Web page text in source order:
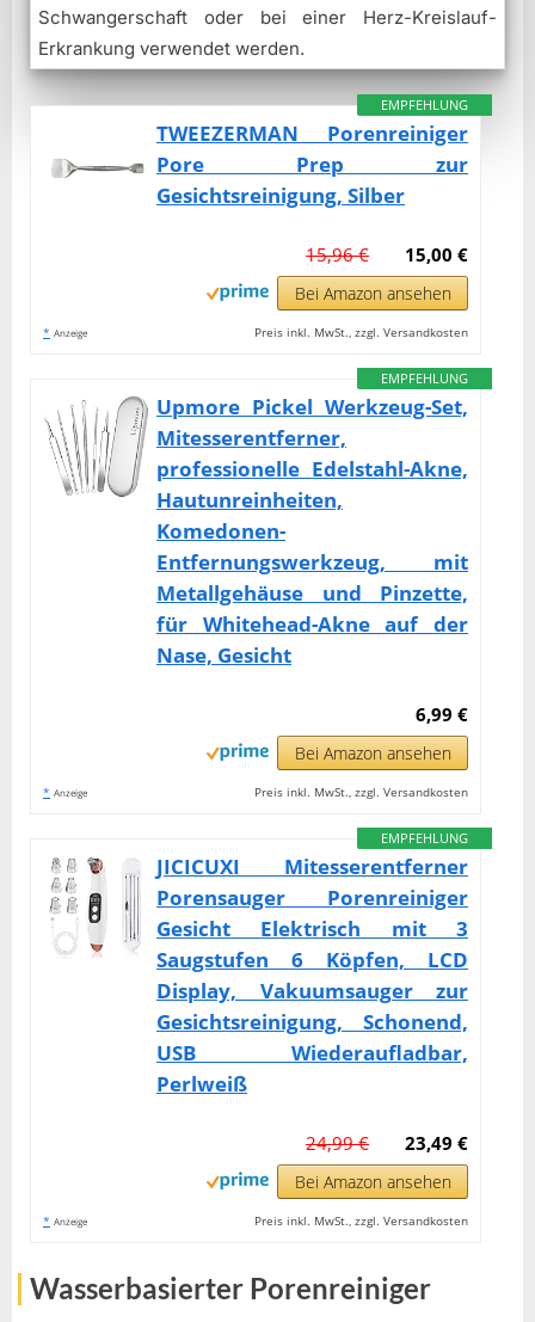
Schwangerschaft oder bei einer Herz-Kreislauf-
Erkrankung verwendet werden.
EMPFEHLUNG
TWEEZERMAN Porenreiniger
Pore Prep zur
Gesichtsreinigung, Silber
15,00 €
15,96 €
Bei Amazon ansehen
* Anzeige Preis inkl. MwSt., zzgl. Versandkosten
EMPFEHLUNG
Upmore Pickel Werkzeug-Set,
Mitesserentferner,
professionelle Edelstahl-Akne,
Hautunreinheiten,
Komedonen-
Entfernungswerkzeug, mit
Metallgehäuse und Pinzette,
für Whitehead-Akne auf der
Nase, Gesicht
6,99 €
Bei Amazon ansehen
* Anzeige Preis inkl. MwSt., zzgl. Versandkosten
EMPFEHLUNG
JICICUXI Mitesserentferner
Porensauger Porenreiniger
Gesicht Elektrisch mit 3
Saugstufen 6 Köpfen, LCD
Display, Vakuumsauger zur
Gesichtsreinigung, Schonend,
USB Wiederaufladbar,
Perlweiß
23,49 €
24,99 €
Bei Amazon ansehen
* Anzeige Preis inkl. MwSt., zzgl. Versandkosten
Wasserbasierter Porenreiniger